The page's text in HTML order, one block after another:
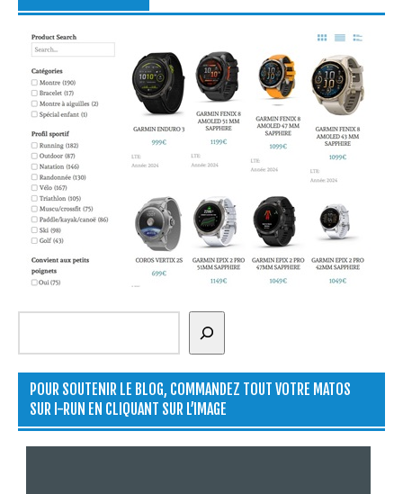
Rechercher
POUR SOUTENIR LE BLOG, COMMANDEZ TOUT VOTRE MATOS
SUR I-RUN EN CLIQUANT SUR L’IMAGE